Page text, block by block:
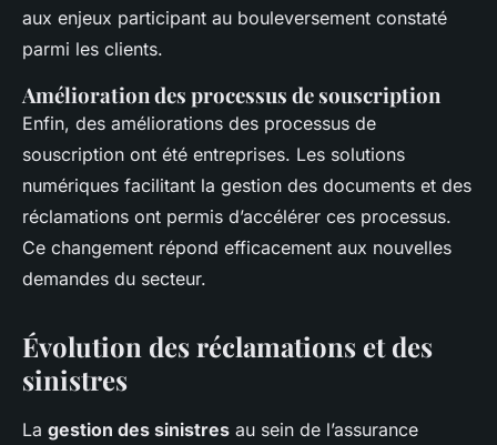
aux enjeux participant au bouleversement constaté
parmi les clients.
Amélioration des processus de souscription
Enfin, des améliorations des processus de
souscription ont été entreprises. Les solutions
numériques facilitant la gestion des documents et des
réclamations ont permis d’accélérer ces processus.
Ce changement répond efficacement aux nouvelles
demandes du secteur.
Évolution des réclamations et des
sinistres
La gestion des sinistres au sein de l’assurance